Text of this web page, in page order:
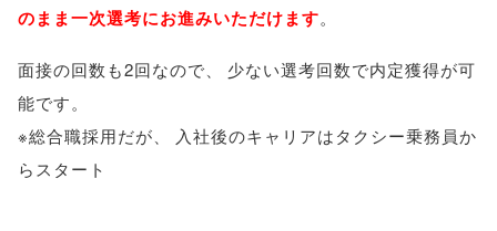
のまま一次選考にお進みいただけます。
面接の回数も2回なので
少ない選考回数で内定獲得が可
能です。
※総合職採用だが
入社後のキャリアはタクシー乗務員か
らスタート